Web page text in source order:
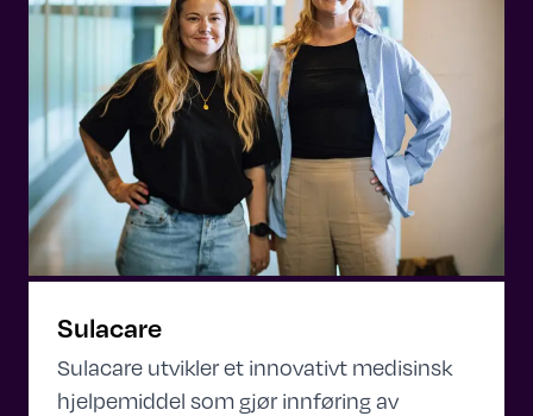
Sulacare
Sulacare utvikler et innovativt medisinsk
hjelpemiddel som gjør innføring av